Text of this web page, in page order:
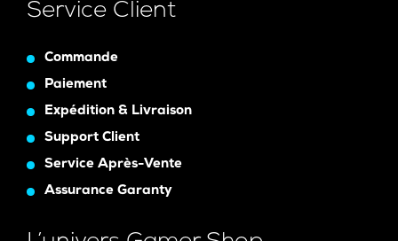
Service Client
Commande
Paiement
Expédition & Livraison
Support Client
Service Après-Vente
Assurance Garanty